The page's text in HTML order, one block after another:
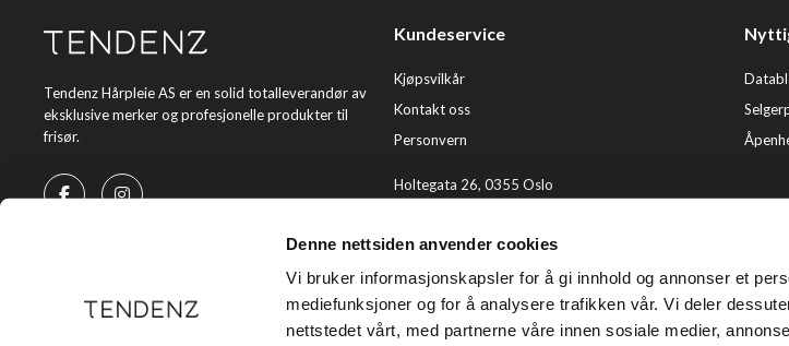
Denne nettsiden anvender cookies
Vi bruker informasjonskapsler for å gi innhold og annonser et
mediefunksjoner og for å analysere trafikken vår. Vi deler
nettstedet vårt, med partnerne våre innen sosiale medier,
Tendenz Hårpleie AS er en solid totalleverandør av
eksklusive merker og profesjonelle produkter til
frisør.
Kundeservice
Kjøpsvilkår
Kontakt oss
Personvern
Holtegata 26, 0355 Oslo
E-post:kundeservice@tendenz.net